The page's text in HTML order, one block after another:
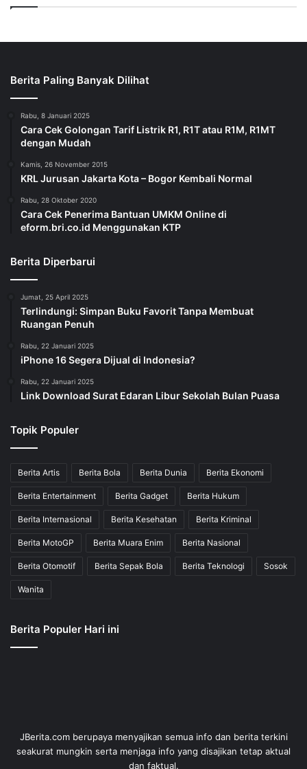
Berita Paling Banyak Dilihat
Rabu, 8 Januari 2025
Cara Cek Golongan Tarif Listrik R1, R1T atau R1M, R1MT
dengan Mudah
Kamis, 26 November 2015
KRL Jurusan Jakarta Kota – Bogor Kembali Normal
Rabu, 28 Oktober 2020
Cara Cek Penerima Bantuan UMKM Online di
eform.bri.co.id Menggunakan KTP
Berita Diperbarui
Jumat, 25 April 2025
Terlindungi: Simpan Buku Favorit Tanpa Membuat
Ruangan Penuh
Rabu, 22 Januari 2025
iPhone 16 Segera Dijual di Indonesia?
Rabu, 22 Januari 2025
Link Download Surat Edaran Libur Sekolah Bulan Puasa
Topik Populer
Berita Artis Berita Bola Berita Dunia Berita Ekonomi
Berita Entertainment Berita Gadget Berita Hukum
Berita Internasional Berita Kesehatan Berita Kriminal
Berita MotoGP Berita Muara Enim Berita Nasional
Berita Otomotif Berita Sepak Bola Berita Teknologi Sosok
Wanita
Berita Populer Hari ini
JBerita.com berupaya menyajikan semua info dan berita terkini
seakurat mungkin serta menjaga info yang disajikan tetap aktual
dan faktual.